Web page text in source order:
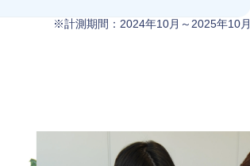
※計測期間：2024年10月～2025年10月